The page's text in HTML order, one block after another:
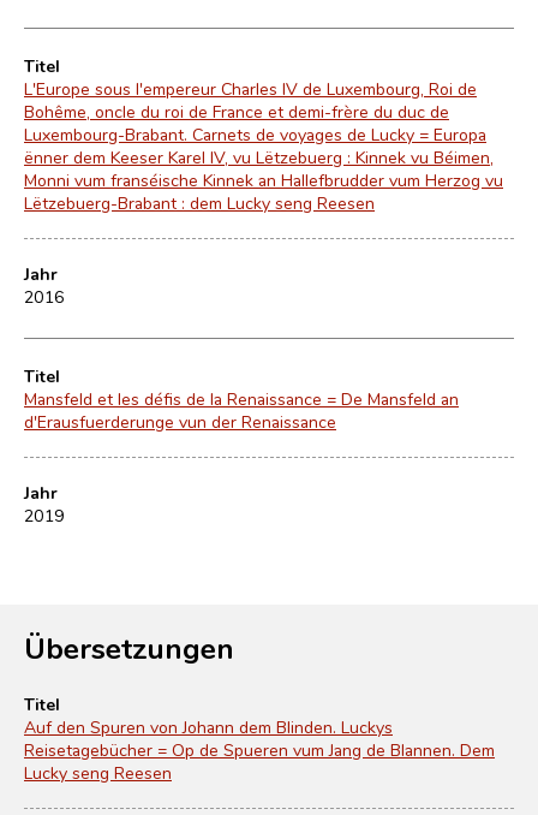
Titel
L'Europe sous l'empereur Charles IV de Luxembourg, Roi de
Bohême, oncle du roi de France et demi-frère du duc de
Luxembourg-Brabant. Carnets de voyages de Lucky = Europa
ënner dem Keeser Karel IV, vu Lëtzebuerg : Kinnek vu Béimen,
Monni vum franséische Kinnek an Hallefbrudder vum Herzog vu
Lëtzebuerg-Brabant : dem Lucky seng Reesen
Jahr
2016
Titel
Mansfeld et les défis de la Renaissance = De Mansfeld an
d'Erausfuerderunge vun der Renaissance
Jahr
2019
Übersetzungen
Titel
Auf den Spuren von Johann dem Blinden. Luckys
Reisetagebücher = Op de Spueren vum Jang de Blannen. Dem
Lucky seng Reesen